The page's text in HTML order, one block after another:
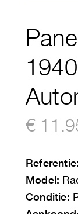
€
Referentie:
Model:
Conditie: